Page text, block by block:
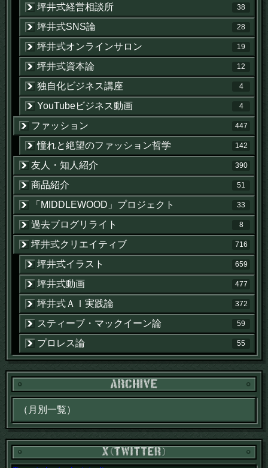
坪井式経営相談所 38
坪井式SNS論 28
坪井式オンラインサロン 19
坪井式資本論 12
独自化ビジネス講座 4
YouTubeビジネス動画 4
ファッション 447
憧れと絶望のファッション哲学 142
友人・知人紹介 390
商品紹介 51
「MIDDLEWOOD」プロジェクト 33
過去ブログリライト 8
坪井式クリエイティブ 716
坪井式イラスト 659
坪井式動画 477
坪井式ＡＩ実践論 372
スティーブ・マックイーン論 59
プロレス論 55